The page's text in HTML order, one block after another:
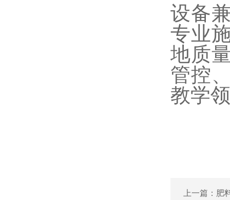
设备
专业
地质
管控
教学
上一篇： 肥